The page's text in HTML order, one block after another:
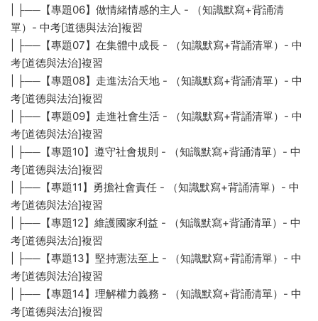
| ├──【專題06】做情緒情感的主人 - （知識默寫+背誦清
單）- 中考[道德與法治]複習
| ├──【專題07】在集體中成長 - （知識默寫+背誦清單）- 中
考[道德與法治]複習
| ├──【專題08】走進法治天地 - （知識默寫+背誦清單）- 中
考[道德與法治]複習
| ├──【專題09】走進社會生活 - （知識默寫+背誦清單）- 中
考[道德與法治]複習
| ├──【專題10】遵守社會規則 - （知識默寫+背誦清單）- 中
考[道德與法治]複習
| ├──【專題11】勇擔社會責任 - （知識默寫+背誦清單）- 中
考[道德與法治]複習
| ├──【專題12】維護國家利益 - （知識默寫+背誦清單）- 中
考[道德與法治]複習
| ├──【專題13】堅持憲法至上 - （知識默寫+背誦清單）- 中
考[道德與法治]複習
| ├──【專題14】理解權力義務 - （知識默寫+背誦清單）- 中
考[道德與法治]複習